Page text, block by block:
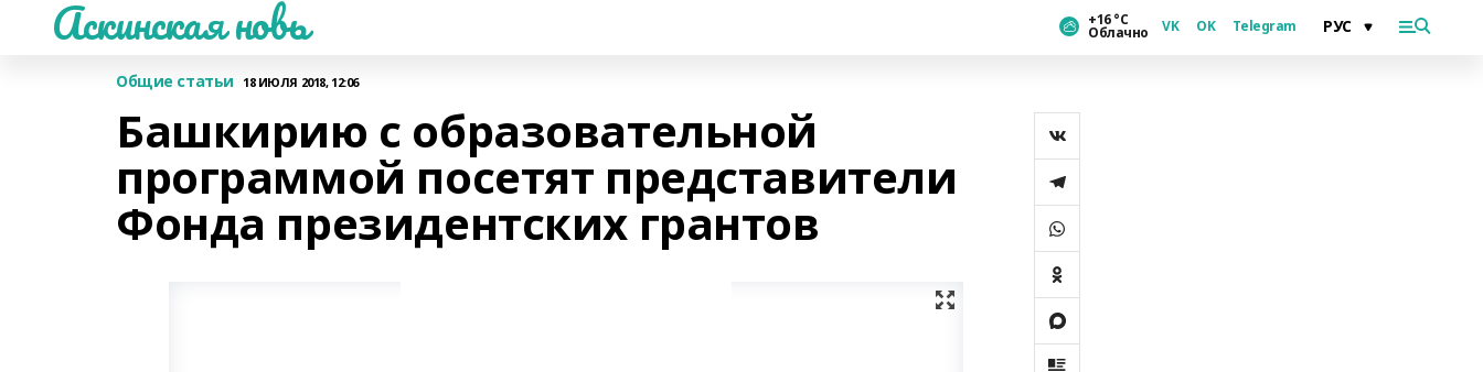
Аскинская новь +16 °С
Облачно VK OK Telegram
Общие статьи 18 ИЮЛЯ 2018, 12:06
Башкирию с образовательной
программой посетят представители
Фонда президентских грантов